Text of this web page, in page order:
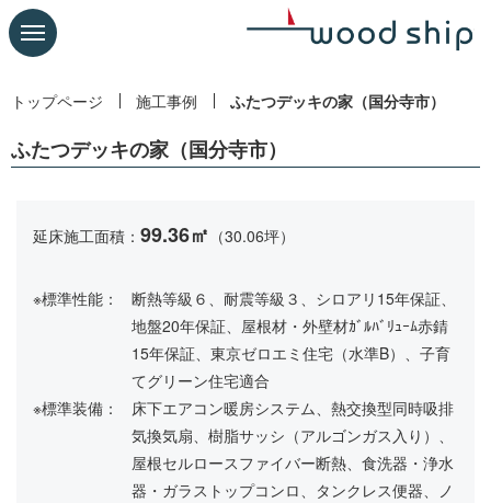
トップページ 施工事例 ふたつデッキの家（国分寺市）
ふたつデッキの家（国分寺市）
延床施工面積： 99.36㎡ （30.06坪）
※標準性能：
断熱等級６、耐震等級３、シロアリ15年保証、
地盤20年保証、屋根材・外壁材ｶﾞﾙﾊﾞﾘｭｰﾑ赤錆
15年保証、東京ゼロエミ住宅（水準B）、子育
てグリーン住宅適合
※標準装備：
床下エアコン暖房システム、熱交換型同時吸排
気換気扇、樹脂サッシ（アルゴンガス入り）、
屋根セルロースファイバー断熱、食洗器・浄水
器・ガラストップコンロ、タンクレス便器、ノ